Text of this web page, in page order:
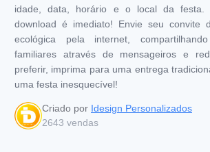
idade, data, horário e o local da festa.
download é imediato! Envie seu convite
ecológica pela internet,
familiares através de mensageiros e
preferir, imprima para uma entrega
uma festa inesquecível!
Criado por Idesign Personalizados
2643 vendas